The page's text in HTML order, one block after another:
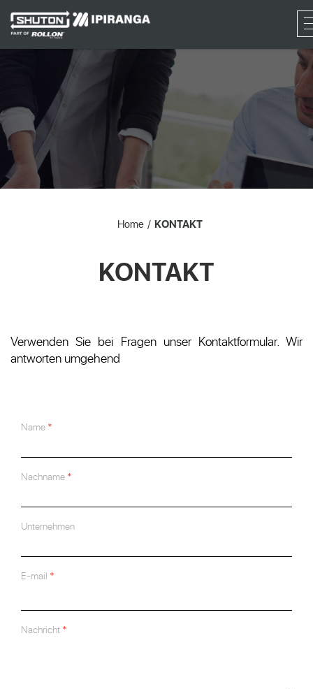
Home KONTAKT
KONTAKT
Verwenden Sie bei Fragen unser Kontaktformular. Wir
antworten umgehend
Name
Nachname
Unternehmen
E-mail
Nachricht